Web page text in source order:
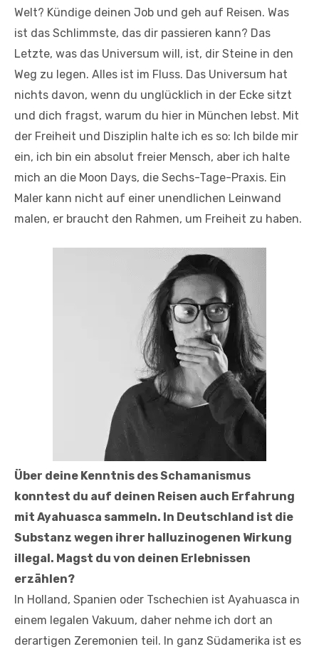
Welt? Kündige deinen Job und geh auf Reisen. Was
ist das Schlimmste, das dir passieren kann? Das
Letzte, was das Universum will, ist, dir Steine in den
Weg zu legen. Alles ist im Fluss. Das Universum hat
nichts davon, wenn du unglücklich in der Ecke sitzt
und dich fragst, warum du hier in München lebst. Mit
der Freiheit und Disziplin halte ich es so: Ich bilde mir
ein, ich bin ein absolut freier Mensch, aber ich halte
mich an die Moon Days, die Sechs-Tage-Praxis. Ein
Maler kann nicht auf einer unendlichen Leinwand
malen, er braucht den Rahmen, um Freiheit zu haben.
Über deine Kenntnis des Schamanismus
konntest du auf deinen Reisen auch Erfahrung
mit Ayahuasca sammeln. In Deutschland ist die
Substanz wegen ihrer halluzinogenen Wirkung
illegal. Magst du von deinen Erlebnissen
erzählen?
In Holland, Spanien oder Tschechien ist Ayahuasca in
einem legalen Vakuum, daher nehme ich dort an
derartigen Zeremonien teil. In ganz Südamerika ist es